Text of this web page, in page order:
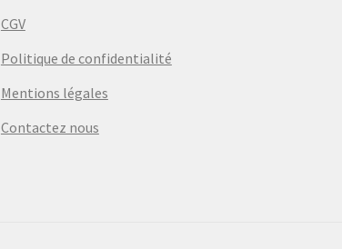
CGV
Politique de confidentialité
Mentions légales
Contactez nous